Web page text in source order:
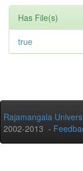
Has File(s)
true
Rajamangala
2002-2013 -